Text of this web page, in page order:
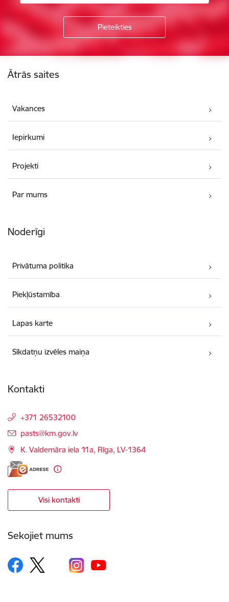
Ātrās saites
Vakances
Iepirkumi
Projekti
Par mums
Noderīgi
Privātuma politika
Piekļūstamība
Lapas karte
Sīkdatņu izvēles maiņa
Kontakti
+371 26532100
E-pasts:
pasts@km.gov.lv
K. Valdemāra iela 11a, Rīga, LV-1364
Visi kontakti
Sekojiet mums